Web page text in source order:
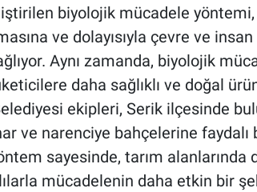
biyolojik mücadele yöntemi,
ve dolayısıyla çevre ve
Aynı zamanda, biyolojik
daha sağlıklı ve doğal
ekipleri, Serik ilçesinde
ve narenciye bahçelerine faydalı
sayesinde, tarım alanlarında
mücadelenin daha etkin bir